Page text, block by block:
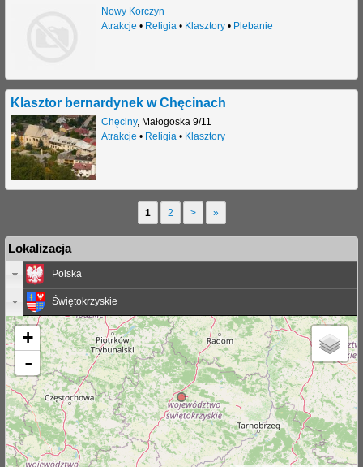
Nowy Korczyn
Atrakcje • Religia • Klasztory• Plebanie
Klasztor bernardynek w Chęcinach
Chęciny, Małogoska 9/11
Atrakcje • Religia • Klasztory
o
n
y
1 2 > »
Lokalizacja
Polska
Świętokrzyskie
+
-